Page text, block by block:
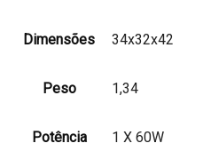
Dimensões 34x32x42
Peso 1,34
Potência 1 X 60W